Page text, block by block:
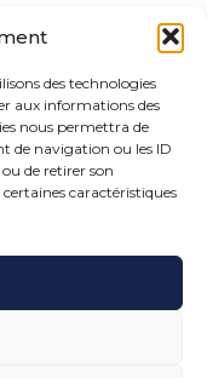
des technologies
aux informations des
nous permettra de
de navigation ou les ID
de retirer son
caractéristiques
Quincy